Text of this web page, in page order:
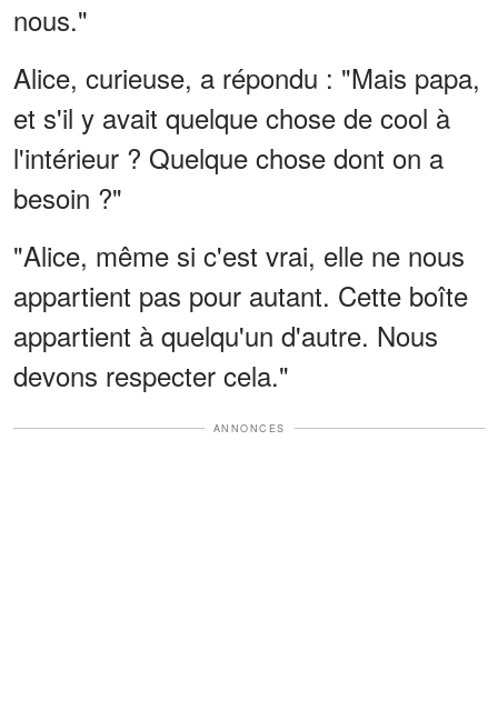
nous."
Alice, curieuse, a répondu : "Mais papa,
et s'il y avait quelque chose de cool à
l'intérieur ? Quelque chose dont on a
besoin ?"
"Alice, même si c'est vrai, elle ne nous
appartient pas pour autant. Cette boîte
appartient à quelqu'un d'autre. Nous
devons respecter cela."
ANNONCES